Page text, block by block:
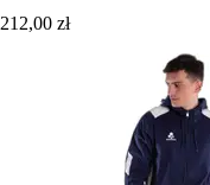
212,00 zł